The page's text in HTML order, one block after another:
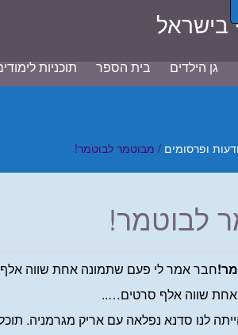
בישראל
גן הילדים בית הספר תוכניות
ופרסומים / מבוטמר לבוטמר!
לבוטמר!
חבר אמר לי פעם שתמונה אחת שווה אלף
אחת שווה אלף סרטים…..
לנו סדנא נפלאה עם אריק מגרמניה.